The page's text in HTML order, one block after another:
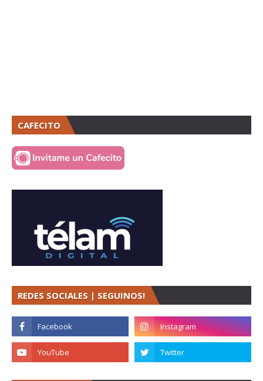
CAFECITO
REDES SOCIALES | SEGUINOS!